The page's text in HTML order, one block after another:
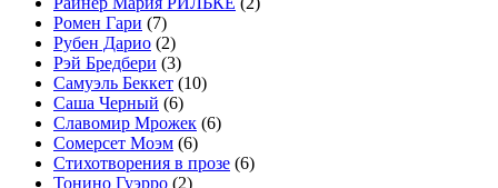
Ромен Гари (7)
Рубен Дарио (2)
Рэй Бредбери (3)
Самуэль Беккет (10)
Саша Черный (6)
Славомир Мрожек (6)
Сомерсет Моэм (6)
Стихотворения в прозе (6)
Тонино Гуэрро (2)